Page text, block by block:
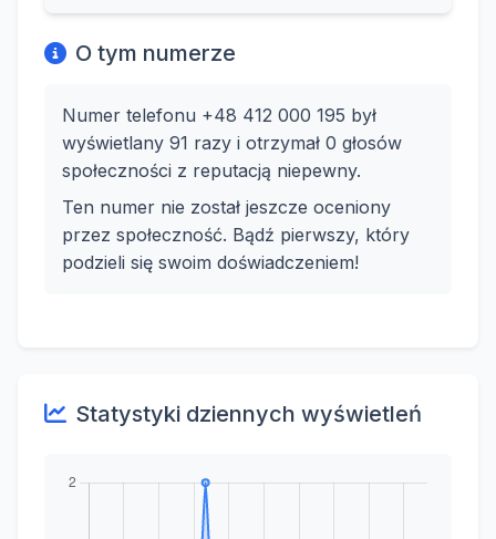
O tym numerze
Numer telefonu +48 412 000 195 był
wyświetlany 91 razy i otrzymał 0 głosów
społeczności z reputacją niepewny.
Ten numer nie został jeszcze oceniony
przez społeczność. Bądź pierwszy, który
podzieli się swoim doświadczeniem!
Statystyki dziennych wyświetleń